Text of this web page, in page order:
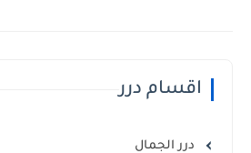
اقسام درر
درر الجمال